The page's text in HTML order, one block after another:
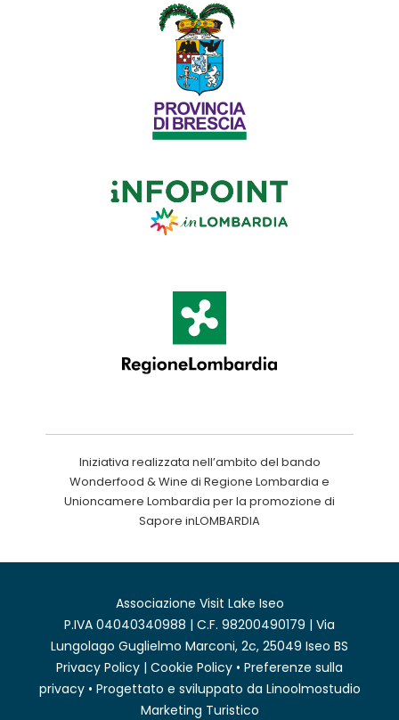
Iniziativa realizzata nell’ambito del bando
Wonderfood & Wine di Regione Lombardia e
Unioncamere Lombardia per la promozione di
Sapore inLOMBARDIA
Associazione Visit Lake Iseo
P.IVA 04040340988 | C.F. 98200490179 | Via
Lungolago Guglielmo Marconi, 2c, 25049 Iseo BS
Privacy Policy | Cookie Policy • Preferenze sulla
privacy• Progettato e sviluppato da Linoolmostudio
Marketing Turistico